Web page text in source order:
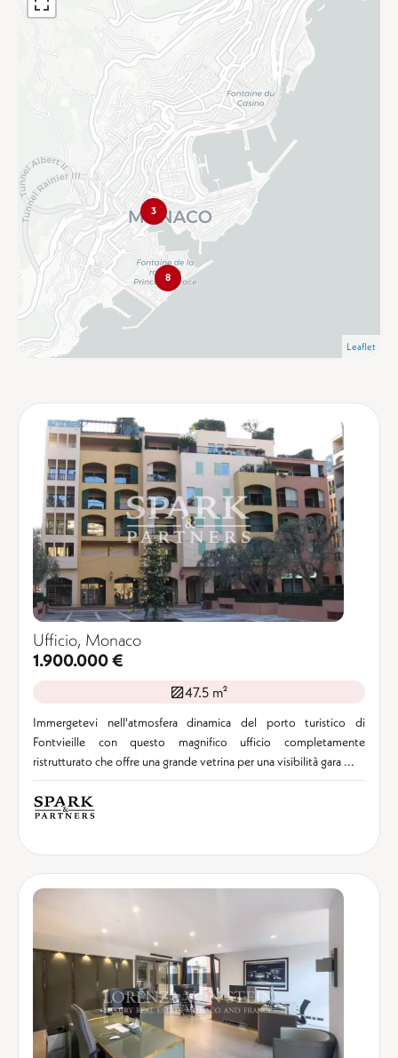
3
8
Leaflet
Ufficio, Monaco
1.900.000 €
47.5 m²
Immergetevi nell'atmosfera dinamica del porto turistico di
Fontvieille con questo magnifico ufficio completamente
ristrutturato che offre una grande vetrina per una visibilità gara ...